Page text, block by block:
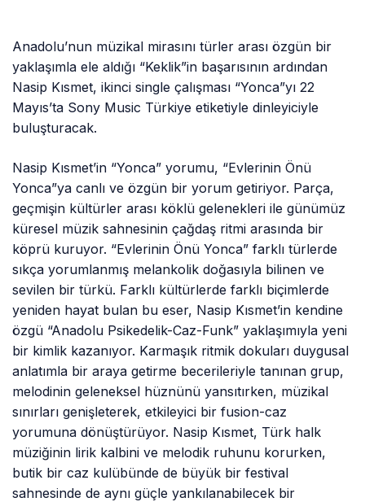
Anadolu’nun müzikal mirasını türler arası özgün bir
yaklaşımla ele aldığı “Keklik”in başarısının ardından
Nasip Kısmet, ikinci single çalışması “Yonca”yı 22
Mayıs’ta Sony Music Türkiye etiketiyle dinleyiciyle
buluşturacak.
Nasip Kısmet’in “Yonca” yorumu, “Evlerinin Önü
Yonca”ya canlı ve özgün bir yorum getiriyor. Parça,
geçmişin kültürler arası köklü gelenekleri ile günümüz
küresel müzik sahnesinin çağdaş ritmi arasında bir
köprü kuruyor. “Evlerinin Önü Yonca” farklı türlerde
sıkça yorumlanmış melankolik doğasıyla bilinen ve
sevilen bir türkü. Farklı kültürlerde farklı biçimlerde
yeniden hayat bulan bu eser, Nasip Kısmet’in kendine
özgü “Anadolu Psikedelik-Caz-Funk” yaklaşımıyla yeni
bir kimlik kazanıyor. Karmaşık ritmik dokuları duygusal
anlatımla bir araya getirme becerileriyle tanınan grup,
melodinin geleneksel hüznünü yansıtırken, müzikal
sınırları genişleterek, etkileyici bir fusion-caz
yorumuna dönüştürüyor. Nasip Kısmet, Türk halk
müziğinin lirik kalbini ve melodik ruhunu korurken,
butik bir caz kulübünde de büyük bir festival
sahnesinde de aynı güçle yankılanabilecek bir